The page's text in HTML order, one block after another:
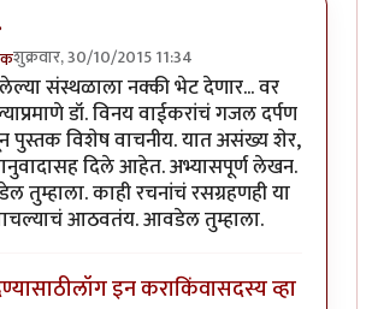
शुक्रवार, 30/10/2015 11:34
rekhta.org.... DO VISIT !!byझकास
संस्थळाला नक्की भेट देणार... वर
डॉ. विनय वाईकरांचं गजल दर्पण
पुस्तक विशेष वाचनीय. यात असंख्य शेर,
दिले आहेत. अभ्यासपूर्ण लेखन.
तुम्हाला. काही रचनांचं रसग्रहणही या
आठवतंय. आवडेल तुम्हाला.
लॉग इन कराकिंवासदस्य व्हा